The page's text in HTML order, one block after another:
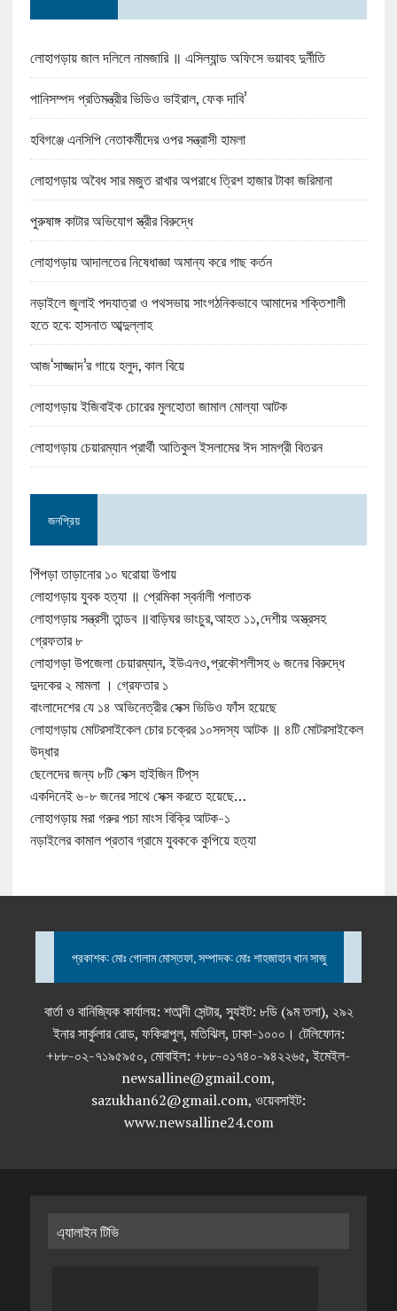
লোহাগড়ায় জাল দলিলে নামজারি ॥ এসিল্যান্ড অফিসে ভয়াবহ দুর্নীতি
পানিসম্পদ প্রতিমন্ত্রীর ভিডিও ভাইরাল, ফেক দাবি’
হবিগঞ্জে এনসিপি নেতাকর্মীদের ওপর সন্ত্রাসী হামলা
লোহাগড়ায় অবৈধ সার মজুত রাখার অপরাধে ত্রিশ হাজার টাকা জরিমানা
পুরুষাঙ্গ কাটার অভিযোগ স্ত্রীর বিরুদ্ধে
লোহাগড়ায় আদালতের নিষেধাজ্ঞা অমান্য করে গাছ কর্তন
নড়াইলে জুলাই পদযাত্রা ও পথসভায় সাংগঠনিকভাবে আমাদের শক্তিশালী
হতে হবে: হাসনাত আব্দুল্লাহ
আজ‘সাজ্জাদ’র গায়ে হলুদ, কাল বিয়ে
লোহাগড়ায় ইজিবাইক চোরের মুলহোতা জামাল মোল্যা আটক
লোহাগড়ায় চেয়ারম্যান প্রার্থী আতিকুল ইসলামের ঈদ সামগ্রী বিতরন
জনপ্রিয়
পিঁপড়া তাড়ানোর ১০ ঘরোয়া উপায়
লোহাগড়ায় যুবক হত্যা ॥ প্রেমিকা স্বর্নালী পলাতক
লোহাগড়ায় সন্ত্রসী তান্ডব ॥বাড়িঘর ভাংচুর,আহত ১১,দেশীয় অস্ত্রসহ
গ্রেফতার ৮
লোহাগড়া উপজেলা চেয়ারম্যান, ইউএনও,প্রকৌশলীসহ ৬ জনের বিরুদ্ধে
দুদকের ২ মামলা । গ্রেফতার ১
বাংলাদেশের যে ১৪ অভিনেত্রীর সেক্স ভিডিও ফাঁস হয়েছে
লোহাগড়ায় মোটরসাইকেল চোর চক্রের ১০সদস্য আটক ॥ ৪টি মোটরসাইকেল
উদ্ধার
ছেলেদের জন্য ৮টি সেক্স হাইজিন টিপ্‌স
একদিনেই ৬-৮ জনের সাথে সেক্স করতে হয়েছে…
লোহাগড়ায় মরা গরুর পচা মাংস বিক্রি আটক-১
নড়াইলের কামাল প্রতাব গ্রামে যুবককে কুপিয়ে হত্যা
প্রকাশক: মোঃ গোলাম মোস্তফা, সম্পাদক: মোঃ শাহজাহান খান সাজু
বার্তা ও বানিজ্যিক কার্যালয়: শতাব্দী সেন্টার, স্যুইট: ৮ডি (৯ম তলা), ২৯২
ইনার সার্কুলার রোড, ফকিরাপুল, মতিঝিল, ঢাকা-১০০০। টেলিফোন:
+৮৮-০২-৭১৯৫৯৫০, মোবাইল: +৮৮-০১৭৪০-৯৪২২৬৫, ইমেইল-
newsalline@gmail.com,
sazukhan62@gmail.com, ওয়েবসাইট:
www.newsalline24.com
এ্যালাইন টিভি